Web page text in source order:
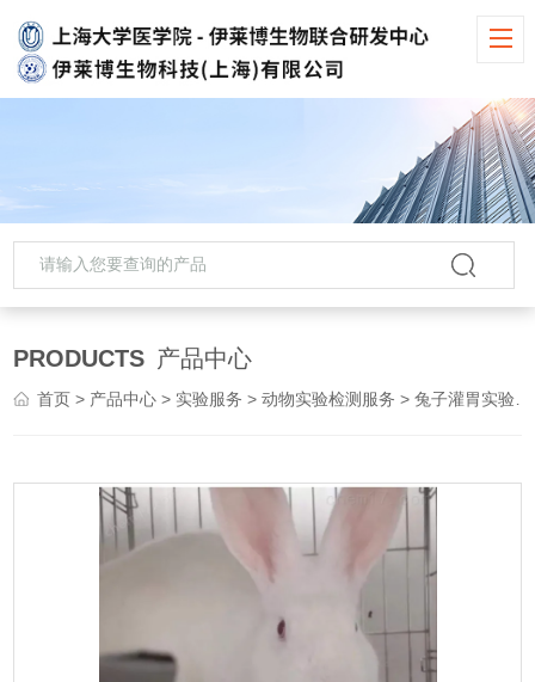
PRODUCTS 产品中心
首页 > 产品中心 > 实验服务 >动物实验检测服务 > 兔子灌胃实验服务